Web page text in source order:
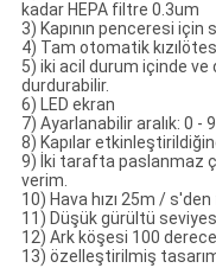
kadar HEPA filtre 0.3um
3) Kapının penceresi
4) Tam otomatik
5) iki acil durum içinde ve
durdurabilir.
6) LED ekran
7) Ayarlanabilir aralık: 0 -
8) Kapılar
9) İki tarafta paslanmaz
verim.
10) Hava hızı 25m /
11) Düşük gürültü
12) Ark köşesi 100
13) özelleştirilmiş